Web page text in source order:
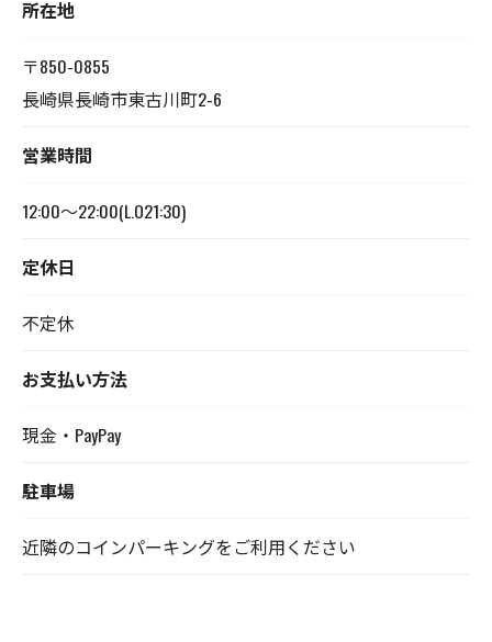
所在地
〒850-0855
長崎県長崎市東古川町2-6
営業時間
12:00～22:00(L.O21:30)
定休日
不定休
お支払い方法
現金・PayPay
駐車場
近隣のコインパーキングをご利用ください